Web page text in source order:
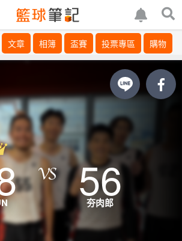
文章 相簿 盃賽 投票專區 購物
56
夯肉郎